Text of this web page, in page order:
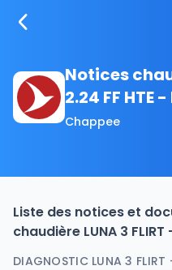
Notices
2.24 FF HTE
Chappee
Liste des notices et
chaudière LUNA 3
DIAGNOSTIC LUNA 3